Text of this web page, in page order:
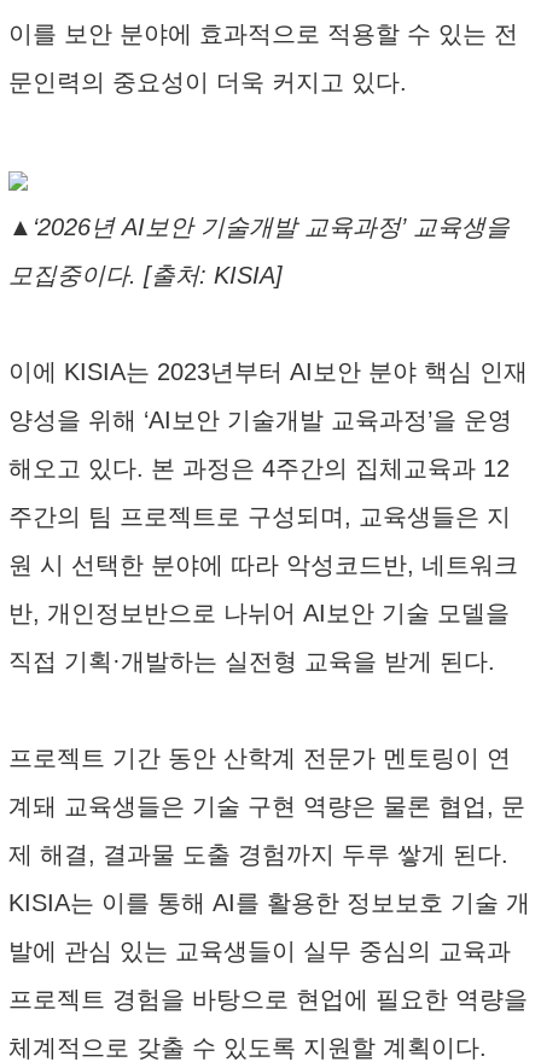
이를 보안 분야에 효과적으로 적용할 수 있는 전
문인력의 중요성이 더욱 커지고 있다.
▲‘2026년 AI보안 기술개발 교육과정’ 교육생을
모집중이다. [출처: KISIA]
이에 KISIA는 2023년부터 AI보안 분야 핵심 인재
양성을 위해 ‘AI보안 기술개발 교육과정’을 운영
해오고 있다. 본 과정은 4주간의 집체교육과 12
주간의 팀 프로젝트로 구성되며, 교육생들은 지
원 시 선택한 분야에 따라 악성코드반, 네트워크
반, 개인정보반으로 나뉘어 AI보안 기술 모델을
직접 기획·개발하는 실전형 교육을 받게 된다.
프로젝트 기간 동안 산학계 전문가 멘토링이 연
계돼 교육생들은 기술 구현 역량은 물론 협업, 문
제 해결, 결과물 도출 경험까지 두루 쌓게 된다.
KISIA는 이를 통해 AI를 활용한 정보보호 기술 개
발에 관심 있는 교육생들이 실무 중심의 교육과
프로젝트 경험을 바탕으로 현업에 필요한 역량을
체계적으로 갖출 수 있도록 지원할 계획이다.